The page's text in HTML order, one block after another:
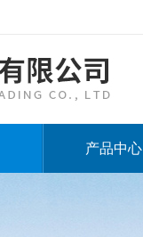
产品中心